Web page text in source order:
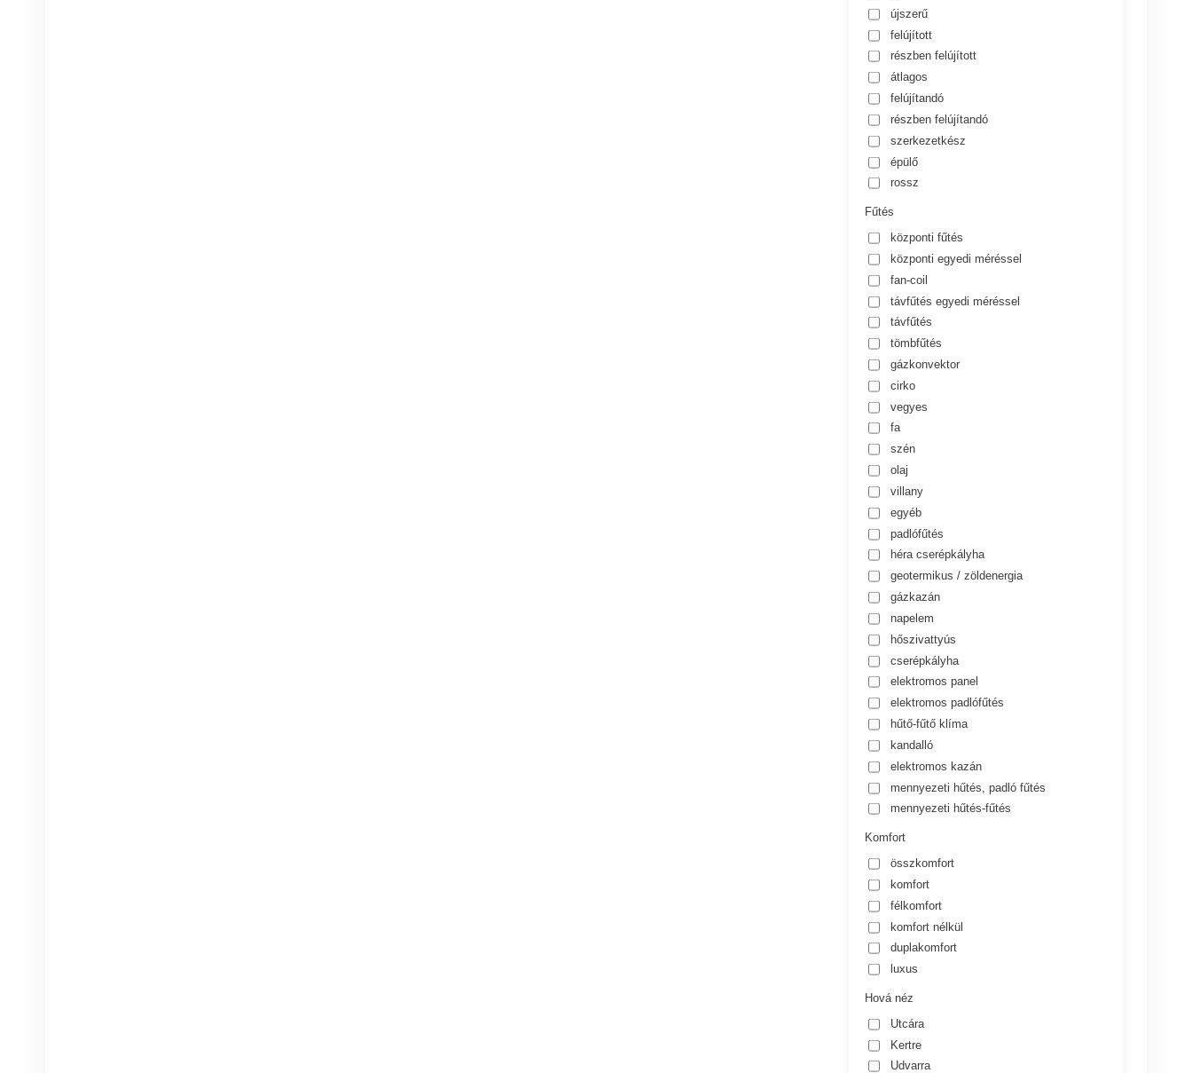
újszerű
felújított
részben felújított
átlagos
felújítandó
részben felújítandó
szerkezetkész
épülő
rossz
Fűtés
központi fűtés
központi egyedi méréssel
fan-coil
távfűtés egyedi méréssel
távfűtés
tömbfűtés
gázkonvektor
cirko
vegyes
fa
szén
olaj
villany
egyéb
padlófűtés
héra cserépkályha
geotermikus / zöldenergia
gázkazán
napelem
hőszivattyús
cserépkályha
elektromos panel
elektromos padlófűtés
hűtő-fűtő klíma
kandalló
elektromos kazán
mennyezeti hűtés, padló fűtés
mennyezeti hűtés-fűtés
Komfort
összkomfort
komfort
félkomfort
komfort nélkül
duplakomfort
luxus
Hová néz
Utcára
Kertre
Udvarra